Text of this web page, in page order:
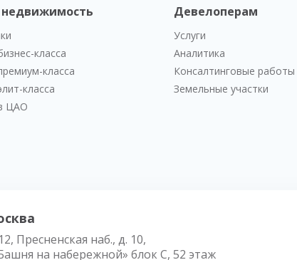
класса
класса
класса
ЦАО
Девелоперам
Услуги
Аналитика
Консалтинговые работы
Земельные участки
Пресненская наб., д. 10,
на набережной» блок С, 52 этаж